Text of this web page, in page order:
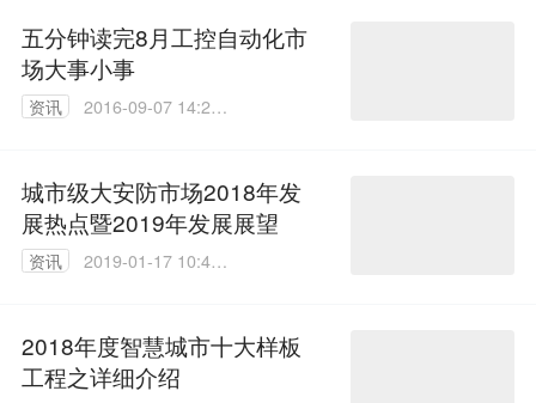
五分钟读完8月工控自动化市
场大事小事
资讯
2016-09-07 14:27:
城市级大安防市场2018年发
展热点暨2019年发展展望
资讯
2019-01-17 10:48:
2018年度智慧城市十大样板
工程之详细介绍